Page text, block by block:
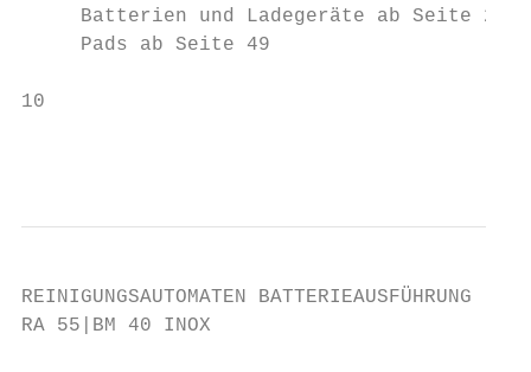
     Batterien und Ladegeräte ab Seite 26
     Pads ab Seite 49
10
REINIGUNGSAUTOMATEN BATTERIEAUSFÜHRUNG
RA 55|BM 40 INOX